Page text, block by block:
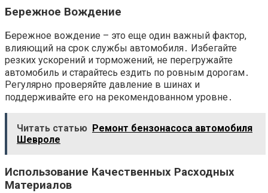
Бережное Вождение
Бережное вождение – это еще один важный фактор,
влияющий на срок службы автомобиля․ Избегайте
резких ускорений и торможений, не перегружайте
автомобиль и старайтесь ездить по ровным дорогам․
Регулярно проверяйте давление в шинах и
поддерживайте его на рекомендованном уровне․
Читать статью Ремонт бензонасоса автомобиля
Шевроле
Использование Качественных Расходных
Материалов